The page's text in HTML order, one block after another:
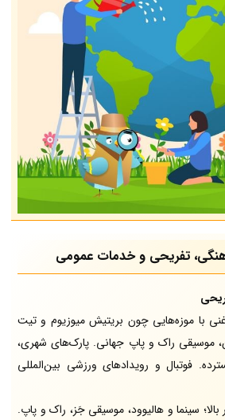
تفریحی و خدمات عمومی
با موزه‌هایی چون بریتیش میوزیوم و تیت
موسیقی راک و پاپ جهانی. پارک‌های شهری،
فوتبال و رویدادهای ورزشی بین‌المللی
بالا؛ سینما و هالیوود، موسیقی جَز، راک و پاپ.